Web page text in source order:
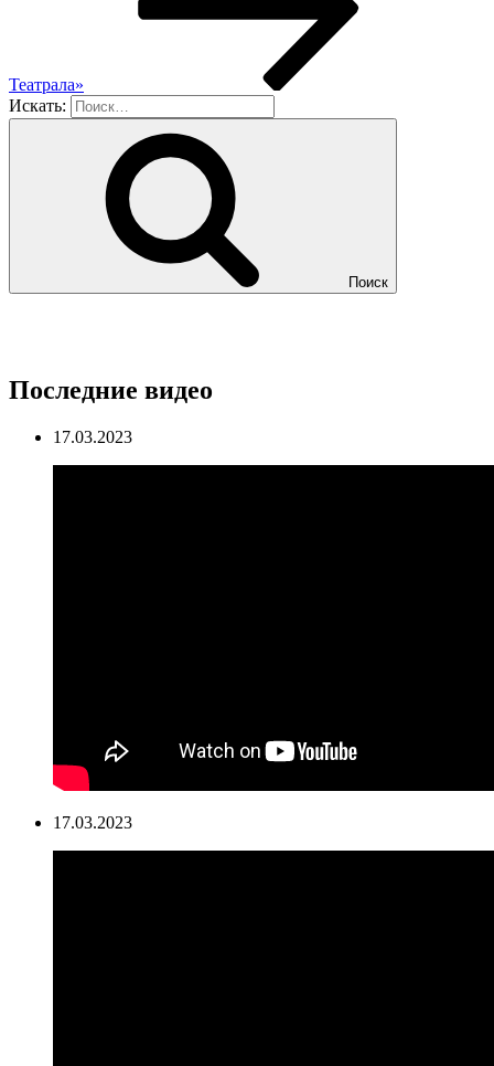
Театрала»
Искать:
Поиск
Последние видео
17.03.2023
17.03.2023